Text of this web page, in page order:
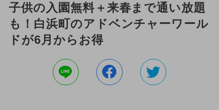
子供の入園無料＋来春まで通い放題
も！白浜町のアドベンチャーワール
ドが6月からお得